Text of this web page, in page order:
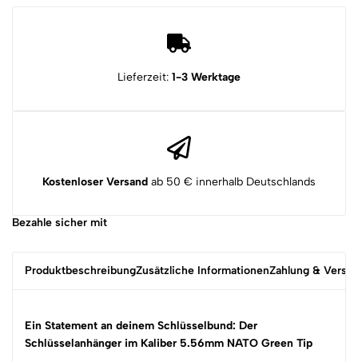
Lieferzeit: 1-3 Werktage
Kostenloser Versand ab 50 € innerhalb Deutschlands
Bezahle sicher mit
ProduktbeschreibungZusätzliche InformationenZahlung &
Ein Statement an deinem Schlüsselbund: Der
Schlüsselanhänger im Kaliber 5.56mm NATO Green Tip